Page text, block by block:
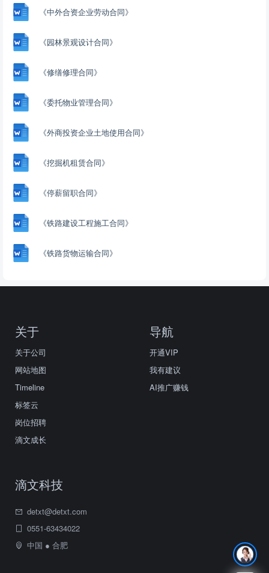
《中外合资企业劳动合同》
《园林景观设计合同》
《修缮修理合同》
《委托物业管理合同》
《外商投资企业土地使用合同》
《挖掘机租赁合同》
《停薪留职合同》
《铁路建设工程施工合同》
《铁路货物运输合同》
关于
关于公司
网站地图
Timeline
标签云
岗位招聘
滴文成长
导航
开通VIP
我有建议
AI推广赚钱
滴文科技
detxt@detxt.com
0551-63434022
中国 ● 合肥